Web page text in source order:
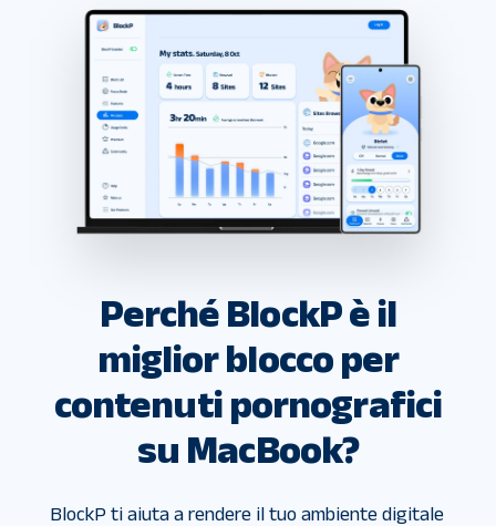
Perché BlockP è il
miglior blocco per
contenuti pornografici
su MacBook?
BlockP ti aiuta a rendere il tuo ambiente digitale